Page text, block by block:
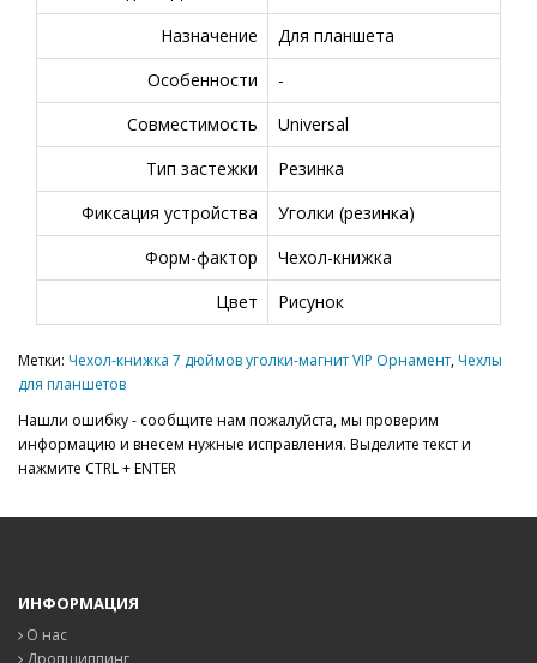
Назначение
Для планшета
Особенности
-
Совместимость
Universal
Тип застежки
Резинка
Фиксация устройства
Уголки (резинка)
Форм-фактор
Чехол-книжка
Цвет
Рисунок
Метки: Чехол-книжка 7 дюймов уголки-магнит VIP Орнамент,Чехлы
для планшетов
Нашли ошибку - сообщите нам пожалуйста, мы проверим
информацию и внесем нужные исправления. Выделите текст и
нажмите CTRL + ENTER
ИНФОРМАЦИЯ
О нас
Дропшиппинг